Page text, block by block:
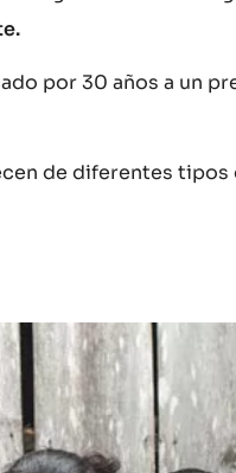
por 30 años a un
de diferentes tipos